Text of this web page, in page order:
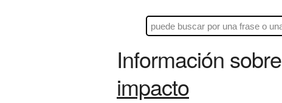
Información sobre
impacto